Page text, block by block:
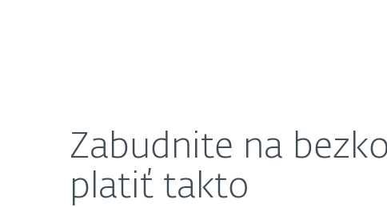
Zabudnite na
platiť takto